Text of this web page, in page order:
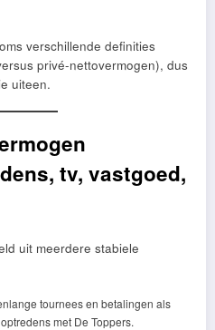
verschillende definities
privé-nettovermogen), dus
uiteen.
tv, vastgoed,
uit meerdere stabiele
tournees en betalingen als
met De Toppers.